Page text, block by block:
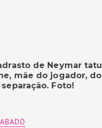
de Neymar
mãe do jogador,
separação. Foto!